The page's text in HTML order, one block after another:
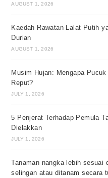
AUGUST 1, 2026
Kaedah Rawatan Lalat Putih
Durian
AUGUST 1, 2026
Musim Hujan: Mengapa
Reput?
JULY 1, 2026
5 Penjerat Terhadap Pemula
Dielakkan
JULY 1, 2026
Tanaman nangka lebih sesuai
selingan atau ditanam secara